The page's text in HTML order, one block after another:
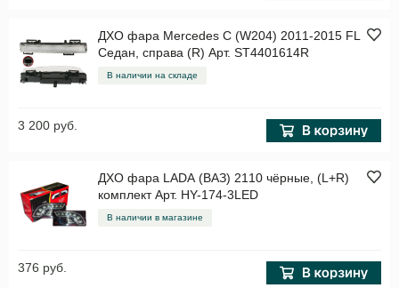
ДХО фара Mercedes C (W204) 2011-2015 FL
Седан, справа (R) Арт. ST4401614R
В наличии на складе
3 200 руб.
ДХО фара LADA (ВАЗ) 2110 чёрные, (L+R)
комплект Арт. HY-174-3LED
В наличии в магазине
376 руб.